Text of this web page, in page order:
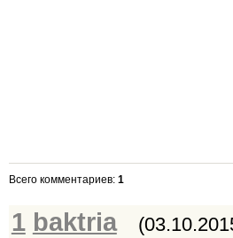
Всего комментариев: 1
1 baktria